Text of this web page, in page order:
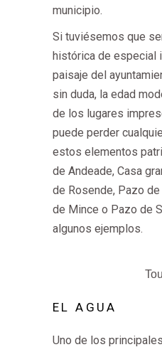
municipio.
Si tuviésemos que
histórica de especial
paisaje del
sin duda, la edad
de los lugares
puede perder
estos elementos
de Andeade, Casa
de Rosende, Pazo
de Mince o Pazo de
algunos ejemplos.
EL AGUA
Uno de los